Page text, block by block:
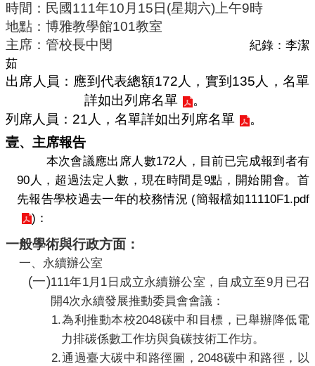
訊
English
網
導
覽
見
問
答
關
於
書
室
服
時間：民國111年10 月 15 日 (星期六) 上午9時
地點：博雅教學館101教室
主席：管校長中閔
紀錄：李潔
茹
出席人員：應到代表總額172 人，實到 135 人，名單
詳如出列席名單
。
列席人員： 21 人，名單詳如出列席名單
。
壹、主席報告
本次會議應出席人數172人，目前已完成報到者有
90 人，超過法定人數，現在時間是9點，開始開會。首
先報告學校過去一年的校務情況 (簡報檔如11110F1.pdf
) ：
一般學術與行政方面：
一、 永續辦公室
(一)111年1月 1 日成立永續辦公室，自成立至9月已召
開4次永續發展推動委員會會議：
1.為利推動本校2048碳中和目標，已舉辦降低電
力排碳係數工作坊與負碳技術工作坊。
2.通過臺大碳中和路徑圖，2048碳中和路徑，以